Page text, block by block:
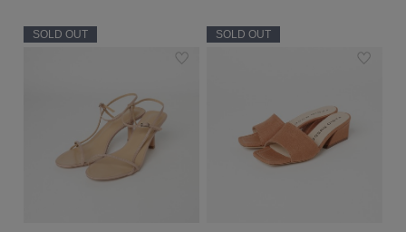
SOLD OUT SOLD OUT